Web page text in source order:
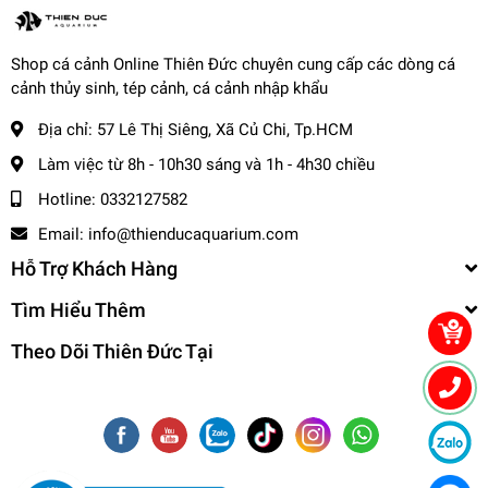
sự tin tưởng của hàng ngàn khách hàng.
nuôi dưỡng trong môi trường đạt chuẩn, đảm bảo
sức khỏe và màu sắc đẹp.
đánh giá tích cực về chất lượng cá, dịch vụ chăm sóc
tận tình, và giá cả hợp lý.
4. Cách để mua sản phẩm cá
cảnh tại trại Thiên Đức
thức sau:
Mua trực tiếp tại trại
: Đến trực tiếp địa chỉ của trại để
Mua online
: Đặt hàng qua:
Website chính thức.cacanhthienduc.com
Trại cá cảnh
Shop cá cảnh Online Thiên Đức chuyên cung cấp các dòng cá
cảnh thủy sinh, tép cảnh, cá cảnh nhập khẩu
Địa chỉ: 57 Lê Thị Siêng, Xã Củ Chi, Tp.HCM
Làm việc từ 8h - 10h30 sáng và 1h - 4h30 chiều
Hotline: 0332127582
Email: info@thienducaquarium.com
Hỗ Trợ Khách Hàng
Tìm Hiểu Thêm
Theo Dõi Thiên Đức Tại